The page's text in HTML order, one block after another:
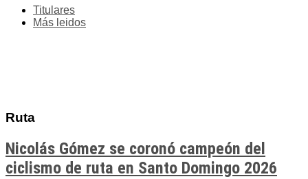
Titulares
Más leidos
Ruta
Nicolás Gómez se coronó campeón del
ciclismo de ruta en Santo Domingo 2026